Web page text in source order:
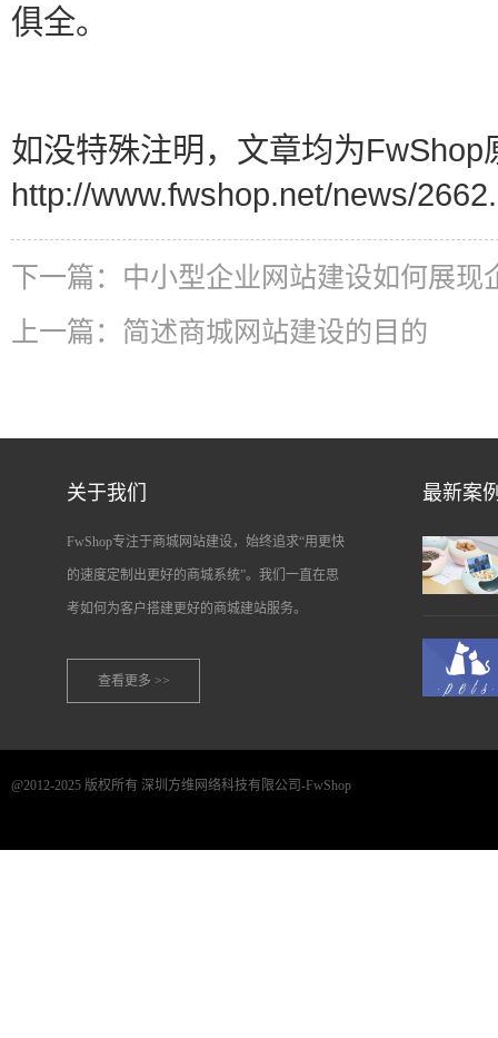
俱全。
如没特殊注明，文章均为FwShop
http://www.fwshop.net/news/
下一篇： 中小型企业网站建设如何展现
上一篇： 简述商城网站建设的目的
关于我们
FwShop专注于商城网站建设，始终追求“用更快
的速度定制出更好的商城系统”。我们一直在思
考如何为客户搭建更好的商城建站服务。
查看更多 >>
最新案
@2012-2025 版权所有 深圳方维网络科技有限公司-FwShop